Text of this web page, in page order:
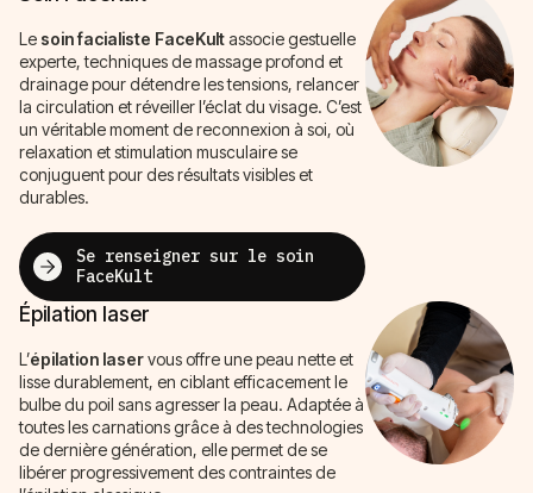
Le soin facialiste FaceKultassocie gestuelle
experte, techniques de massage profond et
drainage pour détendre les tensions, relancer
la circulation et réveiller l’éclat du visage. C’est
un véritable moment de reconnexion à soi, où
relaxation et stimulation musculaire se
conjuguent pour des résultats visibles et
durables.
Se renseigner sur le soin
FaceKult
Épilation laser
L’épilation laservous offre une peau nette et
lisse durablement, en ciblant efficacement le
bulbe du poil sans agresser la peau. Adaptée à
toutes les carnations grâce à des technologies
de dernière génération, elle permet de se
libérer progressivement des contraintes de